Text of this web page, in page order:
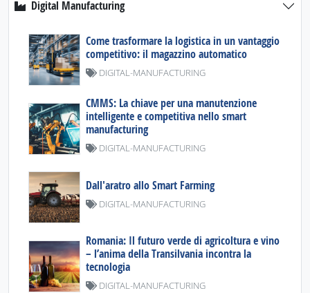
Digital Manufacturing
Come trasformare la logistica in un vantaggio
competitivo: il magazzino automatico
DIGITAL-MANUFACTURING
CMMS: La chiave per una manutenzione
intelligente e competitiva nello smart
manufacturing
DIGITAL-MANUFACTURING
Dall'aratro allo Smart Farming
DIGITAL-MANUFACTURING
Romania: Il futuro verde di agricoltura e vino
– l’anima della Transilvania incontra la
tecnologia
DIGITAL-MANUFACTURING